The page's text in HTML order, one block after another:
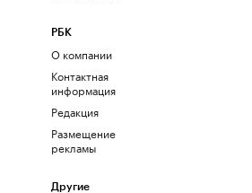
РБК
О компании
Контактная
информация
Редакция
Размещение
рекламы
Другие